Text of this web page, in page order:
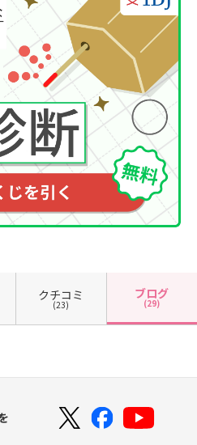
クチコミ
(23)
ブログ
(29)